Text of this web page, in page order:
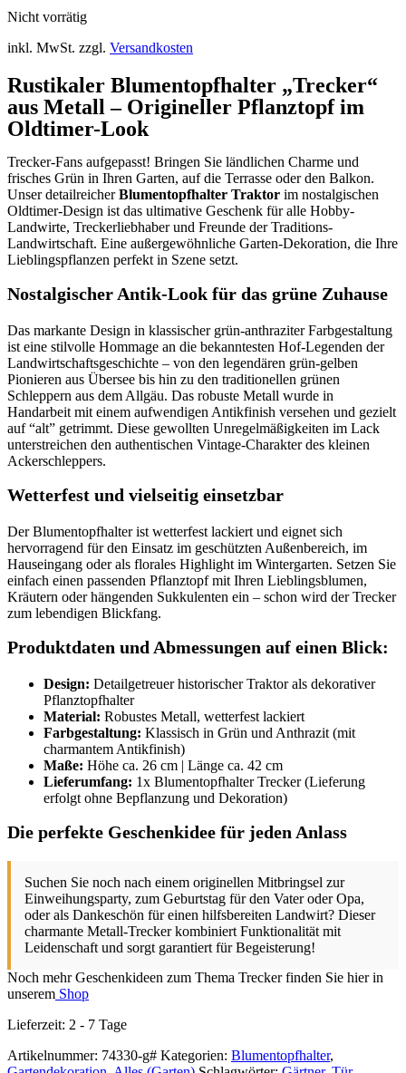
Nicht vorrätig
inkl. MwSt. zzgl. Versandkosten
Rustikaler Blumentopfhalter „Trecker“
aus Metall – Origineller Pflanztopf im
Oldtimer-Look
Trecker-Fans aufgepasst! Bringen Sie ländlichen Charme und
frisches Grün in Ihren Garten, auf die Terrasse oder den Balkon.
Unser detailreicherBlumentopfhalter Traktor im nostalgischen
Oldtimer-Design ist das ultimative Geschenk für alle Hobby-
Landwirte, Treckerliebhaber und Freunde der Traditions-
Landwirtschaft. Eine außergewöhnliche Garten-Dekoration, die Ihre
Lieblingspflanzen perfekt in Szene setzt.
Nostalgischer Antik-Look für das grüne Zuhause
Das markante Design in klassischer grün-anthraziter Farbgestaltung
ist eine stilvolle Hommage an die bekanntesten Hof-Legenden der
Landwirtschaftsgeschichte – von den legendären grün-gelben
Pionieren aus Übersee bis hin zu den traditionellen grünen
Schleppern aus dem Allgäu. Das robuste Metall wurde in
Handarbeit mit einem aufwendigen Antikfinish versehen und gezielt
auf “alt” getrimmt. Diese gewollten Unregelmäßigkeiten im Lack
unterstreichen den authentischen Vintage-Charakter des kleinen
Ackerschleppers.
Wetterfest und vielseitig einsetzbar
Der Blumentopfhalter ist wetterfest lackiert und eignet sich
hervorragend für den Einsatz im geschützten Außenbereich, im
Hauseingang oder als florales Highlight im Wintergarten. Setzen Sie
einfach einen passenden Pflanztopf mit Ihren Lieblingsblumen,
Kräutern oder hängenden Sukkulenten ein – schon wird der Trecker
zum lebendigen Blickfang.
Produktdaten und Abmessungen auf einen Blick:
Design: Detailgetreuer historischer Traktor als dekorativer
Pflanztopfhalter
Material: Robustes Metall, wetterfest lackiert
Farbgestaltung: Klassisch in Grün und Anthrazit (mit
charmantem Antikfinish)
Maße: Höhe ca. 26 cm | Länge ca. 42 cm
Lieferumfang: 1x Blumentopfhalter Trecker (Lieferung
erfolgt ohne Bepflanzung und Dekoration)
Die perfekte Geschenkidee für jeden Anlass
Suchen Sie noch nach einem originellen Mitbringsel zur
Einweihungsparty, zum Geburtstag für den Vater oder Opa,
oder als Dankeschön für einen hilfsbereiten Landwirt? Dieser
charmante Metall-Trecker kombiniert Funktionalität mit
Leidenschaft und sorgt garantiert für Begeisterung!
Noch mehr Geschenkideen zum Thema Trecker finden Sie hier in
unserem Shop
Lieferzeit: 2 - 7 Tage
Artikelnummer: 74330-g# Kategorien: Blumentopfhalter,